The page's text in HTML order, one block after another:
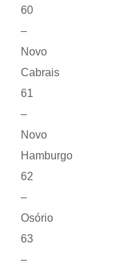
60
–
Novo
Cabrais
61
–
Novo
Hamburgo
62
–
Osório
63
–